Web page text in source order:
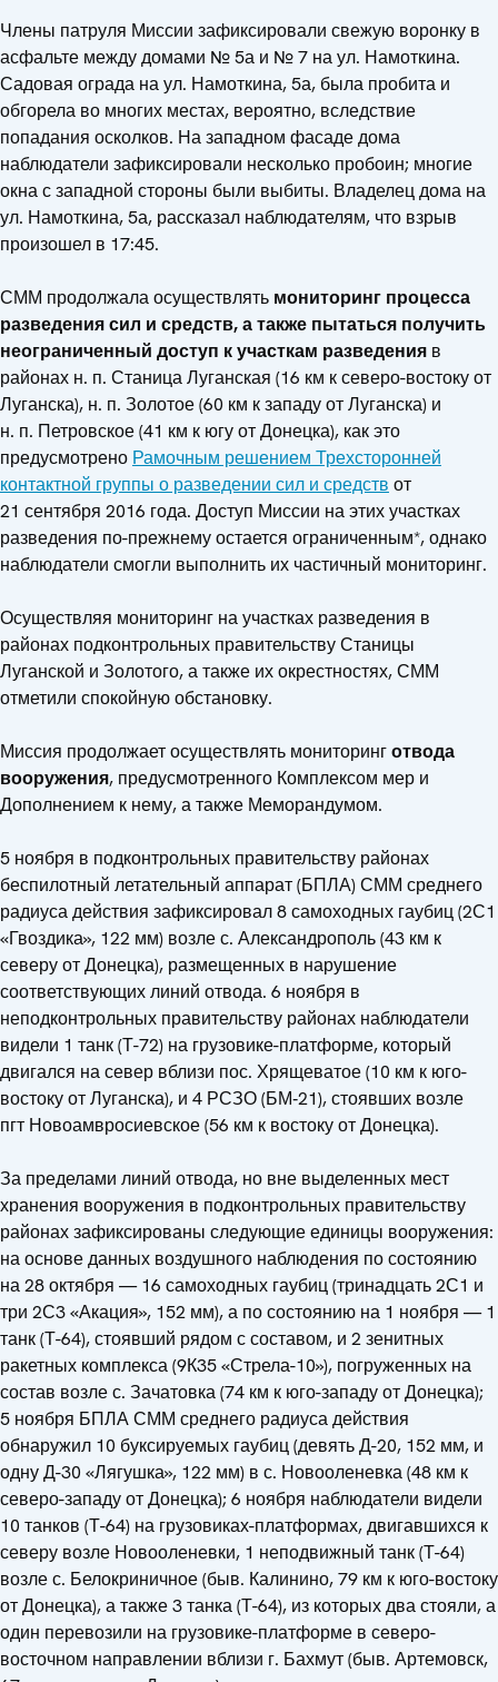
Члены патруля Миссии зафиксировали свежую воронку в
асфальте между домами № 5а и № 7 на ул. Намоткина.
Садовая ограда на ул. Намоткина, 5а, была пробита и
обгорела во многих местах, вероятно, вследствие
попадания осколков. На западном фасаде дома
наблюдатели зафиксировали несколько пробоин; многие
окна с западной стороны были выбиты. Владелец дома на
ул. Намоткина, 5а, рассказал наблюдателям, что взрыв
произошел в 17:45.
СММ продолжала осуществлять мониторинг процесса
разведения сил и средств, а также пытаться получить
неограниченный доступ к участкам разведения в
районах н. п. Станица Луганская (16 км к северо-востоку от
Луганска), н. п. Золотое (60 км к западу от Луганска) и
н. п. Петровское (41 км к югу от Донецка), как это
предусмотрено Рамочным решением Трехсторонней
контактной группы о разведении сил и средств от
21 сентября 2016 года. Доступ Миссии на этих участках
разведения по-прежнему остается ограниченным*, однако
наблюдатели смогли выполнить их частичный мониторинг.
Осуществляя мониторинг на участках разведения в
районах подконтрольных правительству Станицы
Луганской и Золотого, а также их окрестностях, СММ
отметили спокойную обстановку.
Миссия продолжает осуществлять мониторинготвода
вооружения, предусмотренного Комплексом мер и
Дополнением к нему, а также Меморандумом.
5 ноября в подконтрольных правительству районах
беспилотный летательный аппарат (БПЛА) СММ среднего
радиуса действия зафиксировал 8 самоходных гаубиц (2С1
«Гвоздика», 122 мм) возле с. Александрополь (43 км к
северу от Донецка), размещенных в нарушение
соответствующих линий отвода. 6 ноября в
неподконтрольных правительству районах наблюдатели
видели 1 танк (Т-72) на грузовике-платформе, который
двигался на север вблизи пос. Хрящеватое (10 км к юго-
востоку от Луганска), и 4 РСЗО (БМ‑21), стоявших возле
пгт Новоамвросиевское (56 км к востоку от Донецка).
За пределами линий отвода, но вне выделенных мест
хранения вооружения в подконтрольных правительству
районах зафиксированы следующие единицы вооружения:
на основе данных воздушного наблюдения по состоянию
на 28 октября — 16 самоходных гаубиц (тринадцать 2С1 и
три 2С3 «Акация», 152 мм), а по состоянию на 1 ноября — 1
танк (Т-64), стоявший рядом с составом, и 2 зенитных
ракетных комплекса (9К35 «Стрела-10»), погруженных на
состав возле с. Зачатовка (74 км к юго-западу от Донецка);
5 ноября БПЛА СММ среднего радиуса действия
обнаружил 10 буксируемых гаубиц (девять Д-20, 152 мм, и
одну Д-30 «Лягушка», 122 мм) в с. Новооленевка (48 км к
северо-западу от Донецка); 6 ноября наблюдатели видели
10 танков (Т-64) на грузовиках-платформах, двигавшихся к
северу возле Новооленевки, 1 неподвижный танк (Т-64)
возле с. Белокриничное (быв. Калинино, 79 км к юго-востоку
от Донецка), а также 3 танка (Т-64), из которых два стояли, а
один перевозили на грузовике-платформе в северо-
восточном направлении вблизи г. Бахмут (быв. Артемовск,